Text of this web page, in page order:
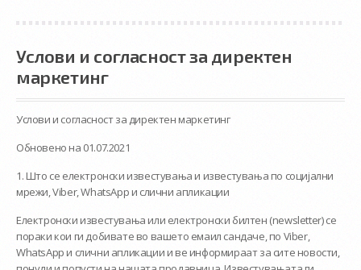
Услови и согласност за директен
маркетинг
Услови и согласност за директен маркетинг
Обновено на 01.07.2021
1. Што се електронски известувања и известувања по социјални
мрежи, Viber, WhatsApp и слични апликации
Електронски известувања или електронски билтен (newsletter) се
пораки кои ги добивате во вашето емаил сандаче, по Viber,
WhatsApp и слични апликации и ве информираат за сите новoсти,